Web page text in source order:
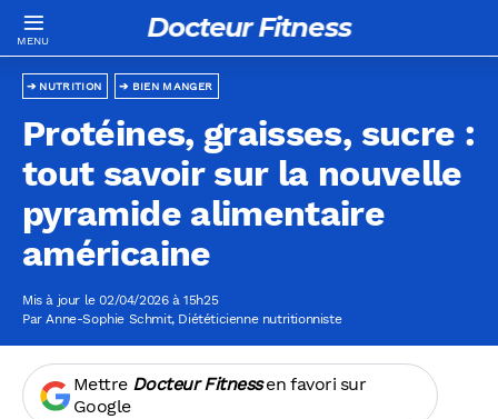
Docteur Fitness
BIEN MANGER
NUTRITION
Protéines, graisses, sucre :
tout savoir sur la nouvelle
pyramide alimentaire
américaine
Mis à jour le 02/04/2026 à 15h25
ParAnne-Sophie Schmit, Diététicienne nutritionniste
Mettre Docteur Fitnessen favori sur
Google